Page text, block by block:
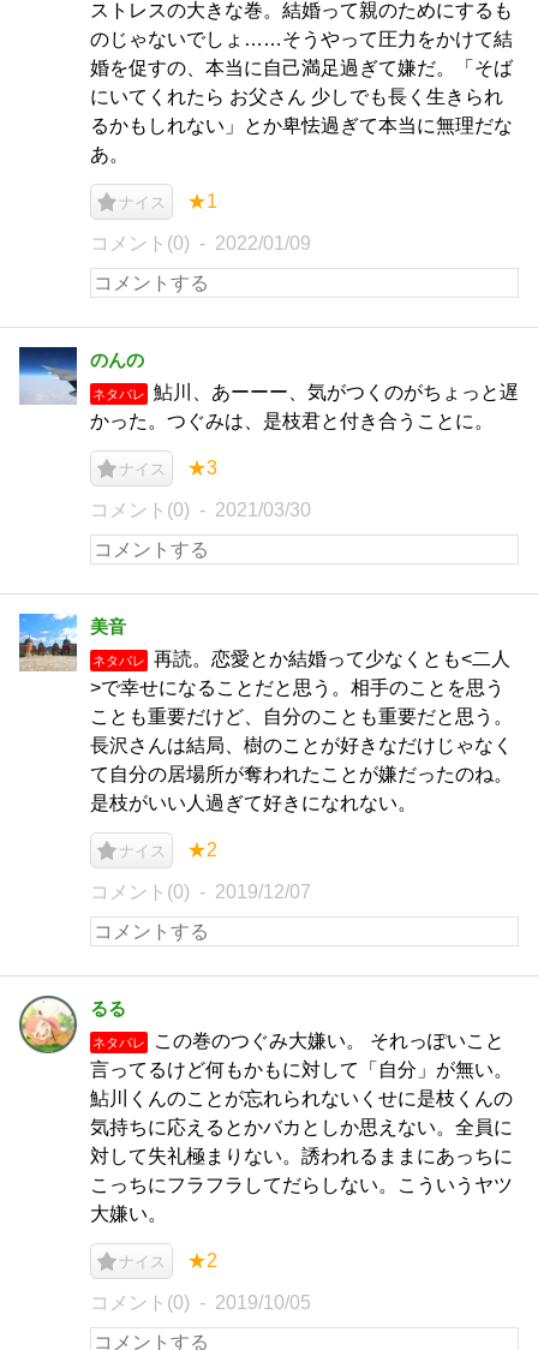
ストレスの大きな巻。結婚って親のためにするも
のじゃないでしょ……そうやって圧力をかけて結
婚を促すの、本当に自己満足過ぎて嫌だ。「そば
にいてくれたら お父さん 少しでも長く生きられ
るかもしれない」とか卑怯過ぎて本当に無理だな
あ。
ナイス ★1
コメント(0) 2022/01/09
のんの
ネタバレ
鮎川、あーーー、気がつくのがちょっと遅
かった。つぐみは、是枝君と付き合うことに。
ナイス ★3
コメント(0) 2021/03/30
美音
ネタバレ
再読。恋愛とか結婚って少なくとも<二人
>で幸せになることだと思う。相手のことを思う
ことも重要だけど、自分のことも重要だと思う。
長沢さんは結局、樹のことが好きなだけじゃなく
て自分の居場所が奪われたことが嫌だったのね。
是枝がいい人過ぎて好きになれない。
ナイス ★2
コメント(0) 2019/12/07
るる
ネタバレ
この巻のつぐみ大嫌い。 それっぽいこと
言ってるけど何もかもに対して「自分」が無い。
鮎川くんのことが忘れられないくせに是枝くんの
気持ちに応えるとかバカとしか思えない。全員に
対して失礼極まりない。誘われるままにあっちに
こっちにフラフラしてだらしない。こういうヤツ
大嫌い。
ナイス ★2
コメント(0) 2019/10/05